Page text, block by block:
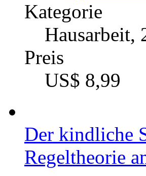
Kategorie
Hausarbeit,
Preis
US$ 8,99
Der kindliche
Regeltheorie